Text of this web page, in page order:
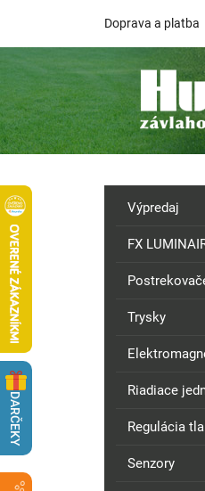
Doprava a platba
Výpredaj
FX
Trysky
Riadiace
Regulácia
Senzory
DARČEKY